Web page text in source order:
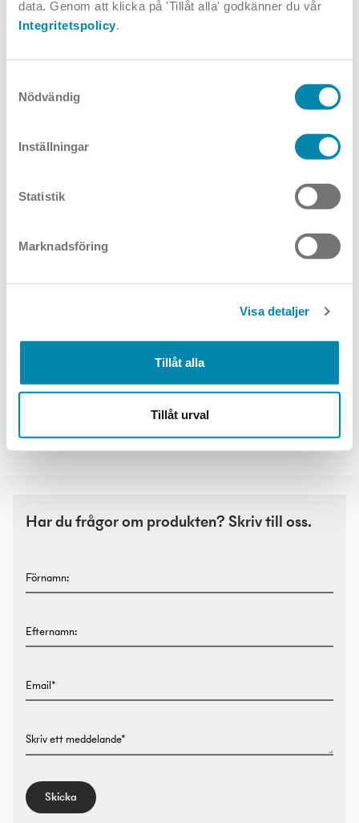
data. Genom att klicka på 'Tillåt alla' godkänner du vår
Integritetspolicy.
Nödvändig
Inställningar
Statistik
Marknadsföring
Visa detaljer
Tillåt alla
Tillåt urval
TOPPVAL
Studio Line T2 Studio Line V2
Har du frågor om produkten? Skriv till oss.
Förnamn:
Efternamn:
Email*
Skriv ett meddelande*
Skicka